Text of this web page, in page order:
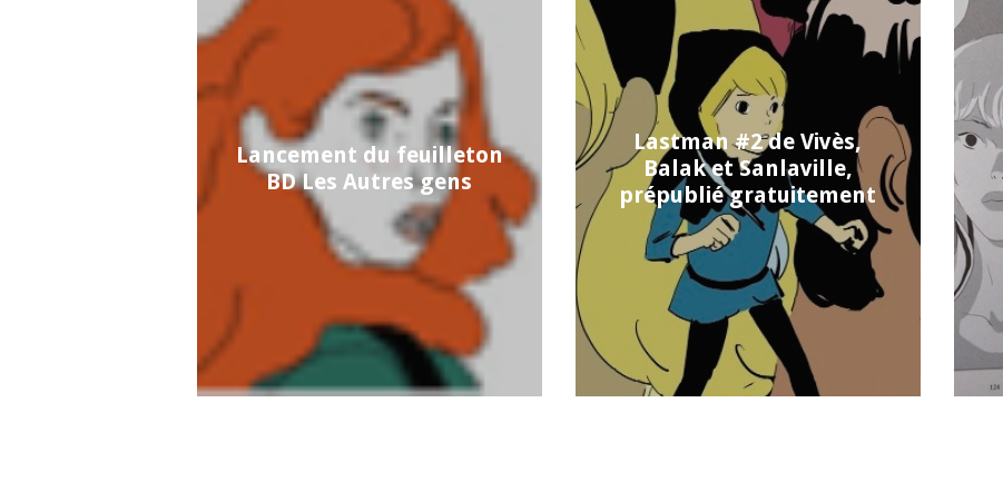
Lancement du feuilleton
BD Les Autres gens
Lastman #2 de Vivès,
Balak et Sanlaville,
prépublié gratuitement